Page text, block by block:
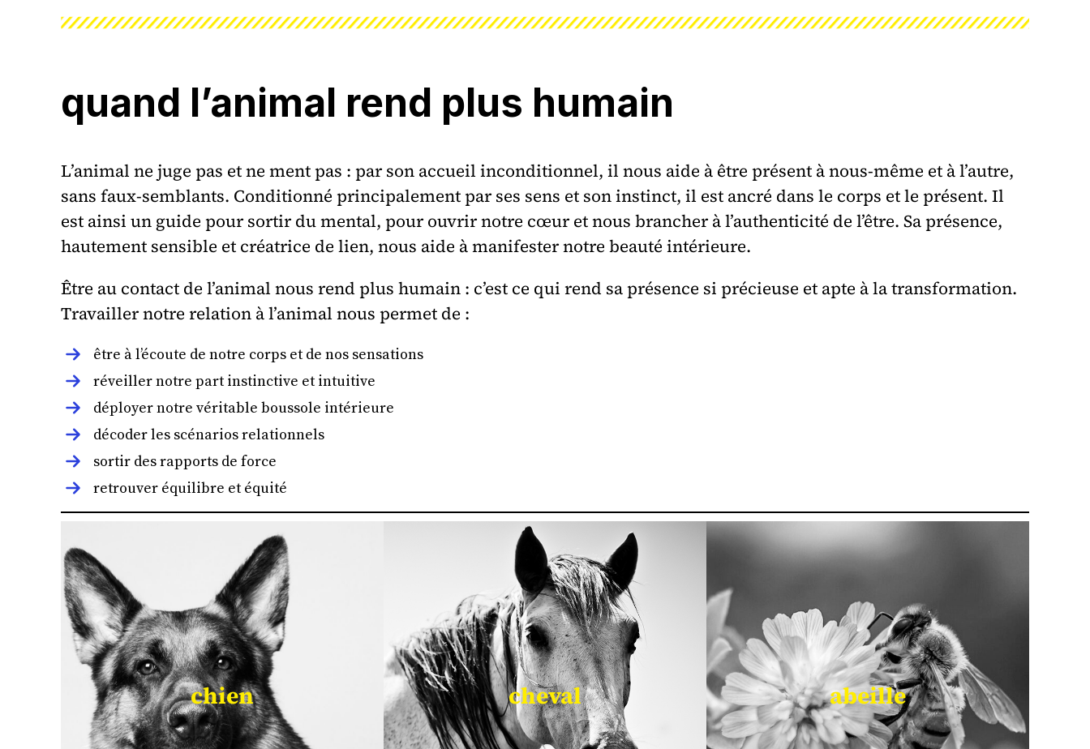
quand l’animal rend plus humain
L’animal ne juge pas et ne ment pas : par son accueil inconditionnel, il nous aide à être présent à nous-même et à l’autre,
sans faux-semblants. Conditionné principalement par ses sens et son instinct, il est ancré dans le corps et le présent. Il
est ainsi un guide pour sortir du mental, pour ouvrir notre cœur et nous brancher à l’authenticité de l’être. Sa présence,
hautement sensible et créatrice de lien, nous aide à manifester notre beauté intérieure.
Être au contact de l’animal nous rend plus humain : c’est ce qui rend sa présence si précieuse et apte à la transformation.
Travailler notre relation à l’animal nous permet de :
être à l’écoute de notre corps et de nos sensations
réveiller notre part instinctive et intuitive
déployer notre véritable boussole intérieure
décoder les scénarios relationnels
sortir des rapports de force
retrouver équilibre et équité
chien cheval abeille